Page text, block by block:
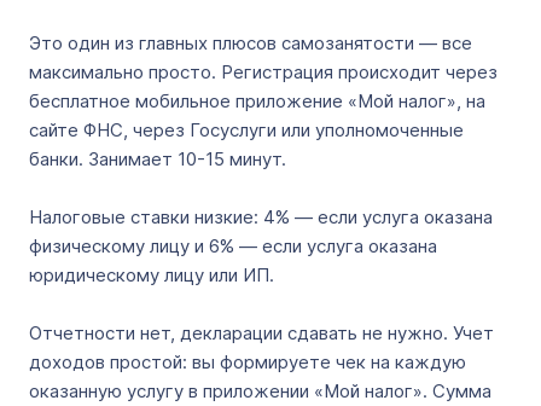
Это один из главных плюсов самозанятости ― все
максимально просто. Регистрация происходит через
бесплатное мобильное приложение «Мой налог», на
сайте ФНС, через Госуслуги или уполномоченные
банки. Занимает 10-15 минут.
Налоговые ставки низкие: 4% ― если услуга оказана
физическому лицу и 6% ― если услуга оказана
юридическому лицу или ИП.
Отчетности нет, декларации сдавать не нужно. Учет
доходов простой: вы формируете чек на каждую
оказанную услугу в приложении «Мой налог». Сумма